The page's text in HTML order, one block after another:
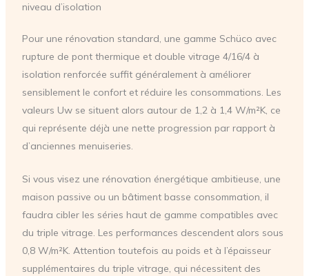
niveau d’isolation
Pour une rénovation standard, une gamme Schüco avec
rupture de pont thermique et double vitrage 4/16/4 à
isolation renforcée suffit généralement à améliorer
sensiblement le confort et réduire les consommations. Les
valeurs Uw se situent alors autour de 1,2 à 1,4 W/m²K, ce
qui représente déjà une nette progression par rapport à
d’anciennes menuiseries.
Si vous visez une rénovation énergétique ambitieuse, une
maison passive ou un bâtiment basse consommation, il
faudra cibler les séries haut de gamme compatibles avec
du triple vitrage. Les performances descendent alors sous
0,8 W/m²K. Attention toutefois au poids et à l’épaisseur
supplémentaires du triple vitrage, qui nécessitent des